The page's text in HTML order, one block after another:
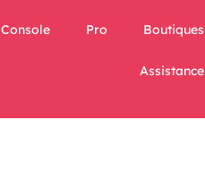
Console Pro Boutiques
Assistance